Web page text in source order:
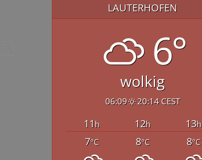
LAUTERHOFEN
6°
wolkig
06:09 20:14 CEST
11h 12h 13h
7°C 8°C 8°C